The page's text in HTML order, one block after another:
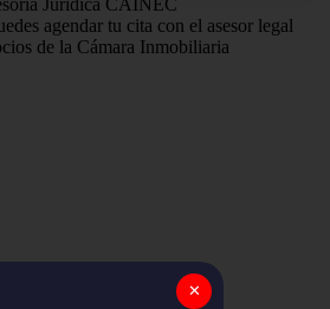
agendar tu cita con el asesor legal
de la Cámara Inmobiliaria
✕